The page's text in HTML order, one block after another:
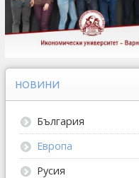
НОВИНИ
България
Европа
Русия